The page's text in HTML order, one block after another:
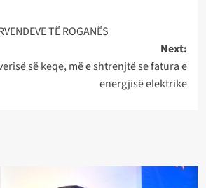
TË ROGANËS
Next:
së keqe, më e shtrenjtë se fatura e
energjisë elektrike